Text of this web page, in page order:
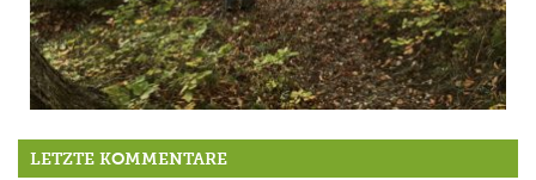
Das Kunstwerk des Monats November
LETZTE KOMMENTARE